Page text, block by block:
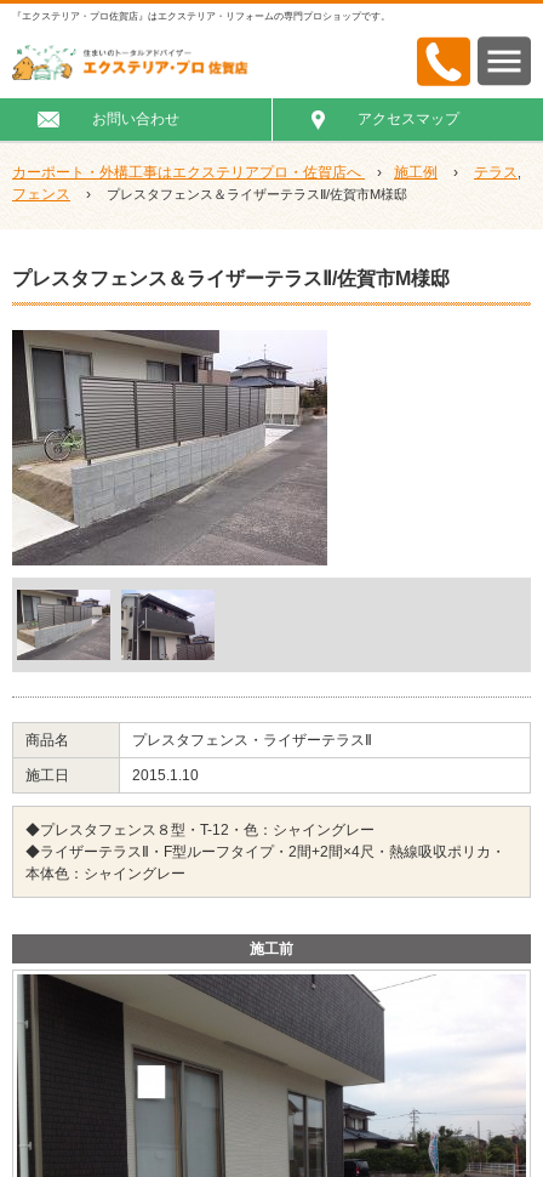
『エクステリア・プロ佐賀店』はエクステリア・リフォームの専門プロショップです。
お問い合わせ アクセスマップ
カーポート・外構工事はエクステリアプロ・佐賀店へ › 施工例 › テラス
フェンス › プレスタフェンス＆ライザーテラスⅡ/佐賀市M様邸
プレスタフェンス＆ライザーテラスⅡ/佐賀市M様邸
商品名 プレスタフェンス・ライザーテラスⅡ
施工日 2015.1.10
◆プレスタフェンス８型・T-12・色：シャイングレー
◆ライザーテラスⅡ・F型ルーフタイプ・2間+2間×4尺・熱線吸収ポリカ・
本体色：シャイングレー
施工前